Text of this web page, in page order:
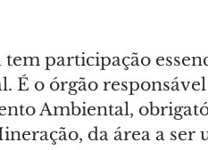
participação
o órgão
Ambiental,
da área a ser